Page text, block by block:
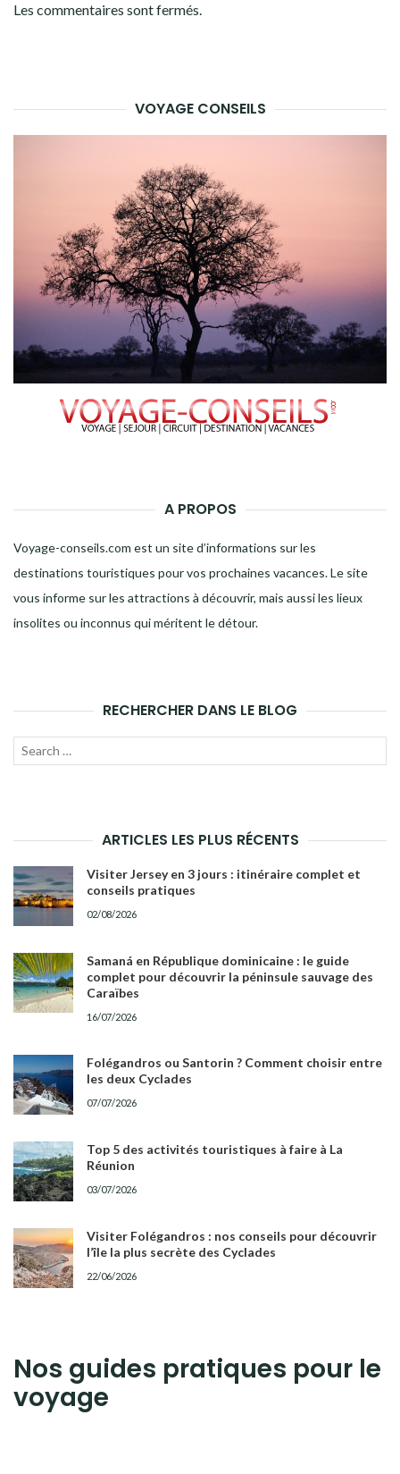
Les commentaires sont fermés.
VOYAGE CONSEILS
A PROPOS
Voyage-conseils.com est un site d’informations sur les
destinations touristiques pour vos prochaines vacances. Le site
vous informe sur les attractions à découvrir, mais aussi les lieux
insolites ou inconnus qui méritent le détour.
RECHERCHER DANS LE BLOG
Recherche
ARTICLES LES PLUS RÉCENTS
Visiter Jersey en 3 jours : itinéraire complet et
conseils pratiques
02/08/2026
Samaná en République dominicaine : le guide
complet pour découvrir la péninsule sauvage des
Caraïbes
16/07/2026
Folégandros ou Santorin ? Comment choisir entre
les deux Cyclades
07/07/2026
Top 5 des activités touristiques à faire à La
Réunion
03/07/2026
Visiter Folégandros : nos conseils pour découvrir
l’île la plus secrète des Cyclades
22/06/2026
Nos guides pratiques pour le
voyage